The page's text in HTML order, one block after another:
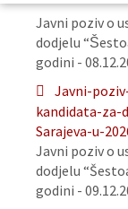
Javni poziv o
dodjelu
godini -
Javni-
kandidata-za-
Sarajeva-u-
Javni poziv o
dodjelu
godini -